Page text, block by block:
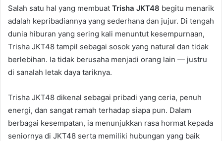
Salah satu hal yang membuat Trisha JKT48 begitu menarik
adalah kepribadiannya yang sederhana dan jujur. Di tengah
dunia hiburan yang sering kali menuntut kesempurnaan,
Trisha JKT48 tampil sebagai sosok yang natural dan tidak
berlebihan. Ia tidak berusaha menjadi orang lain — justru
di sanalah letak daya tariknya.
Trisha JKT48 dikenal sebagai pribadi yang ceria, penuh
energi, dan sangat ramah terhadap siapa pun. Dalam
berbagai kesempatan, ia menunjukkan rasa hormat kepada
seniornya di JKT48 serta memiliki hubungan yang baik